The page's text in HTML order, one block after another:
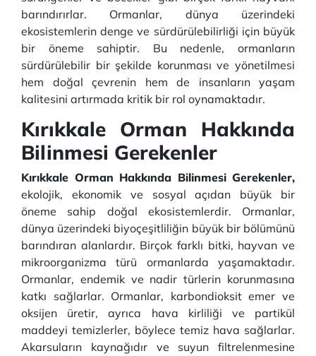
barındırırlar. Ormanlar, dünya üzerindeki
ekosistemlerin denge ve sürdürülebilirliği için büyük
bir öneme sahiptir. Bu nedenle, ormanların
sürdürülebilir bir şekilde korunması ve yönetilmesi
hem doğal çevrenin hem de insanların yaşam
kalitesini artırmada kritik bir rol oynamaktadır.
Kırıkkale Orman Hakkında
Bilinmesi Gerekenler
Kırıkkale Orman Hakkında Bilinmesi Gerekenler,
ekolojik, ekonomik ve sosyal açıdan büyük bir
öneme sahip doğal ekosistemlerdir. Ormanlar,
dünya üzerindeki biyoçeşitliliğin büyük bir bölümünü
barındıran alanlardır. Birçok farklı bitki, hayvan ve
mikroorganizma türü ormanlarda yaşamaktadır.
Ormanlar, endemik ve nadir türlerin korunmasına
katkı sağlarlar. Ormanlar, karbondioksit emer ve
oksijen üretir, ayrıca hava kirliliği ve partikül
maddeyi temizlerler, böylece temiz hava sağlarlar.
Akarsuların kaynağıdır ve suyun filtrelenmesine